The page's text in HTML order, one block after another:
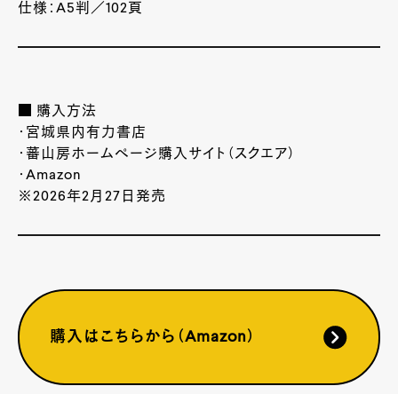
仕様：A5判／102頁
■ 購入方法
・宮城県内有力書店
・蕃山房ホームページ購入サイト（スクエア）
・Amazon
※2026年2月27日発売
購入はこちらから（Amazon）